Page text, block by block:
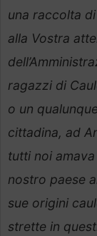
una raccolta
alla Vostra
ragazzi di
o un
cittadina, ad
tutti noi
nostro paese
sue origini
strette in